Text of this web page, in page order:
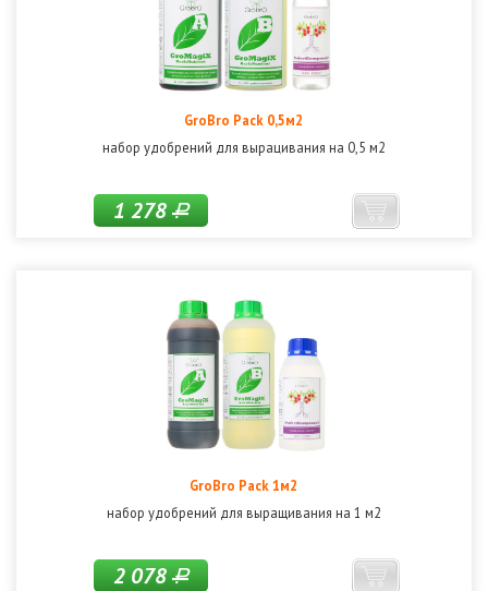
GroBro Pack 0,5м2
набор удобрений для вырацивания на 0,5 м2
1 278Р
GroBro Pack 1м2
набор удобрений для выращивания на 1 м2
2 078Р